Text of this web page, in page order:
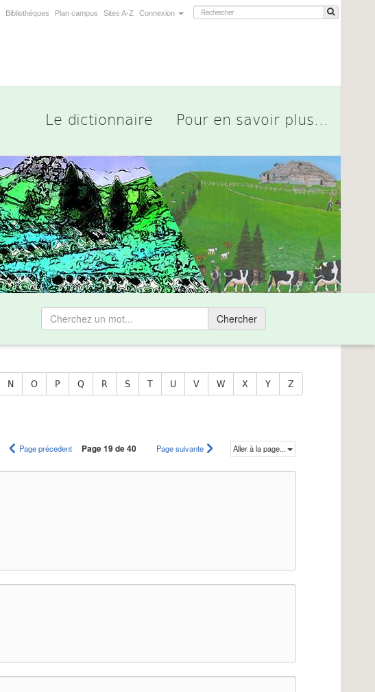
Bibliothèques Plan campus Sites A-Z Connexion
Pour en savoir plus...
Le dictionnaire
Chercher
N O P Q R S T U V W X Y Z
Page précedent Page 19 de 40 Page suivante Aller à la page...